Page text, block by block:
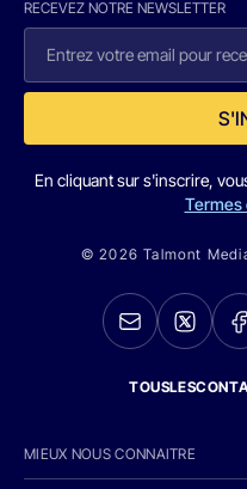
RECEVEZ NOTRE NEWSLETTER
En cliquant sur s'inscrire,
Termes
© 2026 Talmont
MIEUX NOUS CONNAITRE